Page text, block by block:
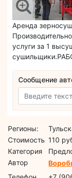
Аренда
услуги за 1
Сообщение
Регионы:
Стоимость 110
Категория
Автор